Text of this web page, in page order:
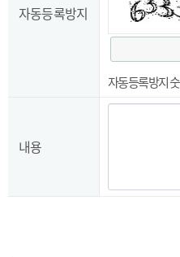
자동등록방지
자동등록방지
내용